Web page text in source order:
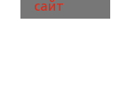
сайт